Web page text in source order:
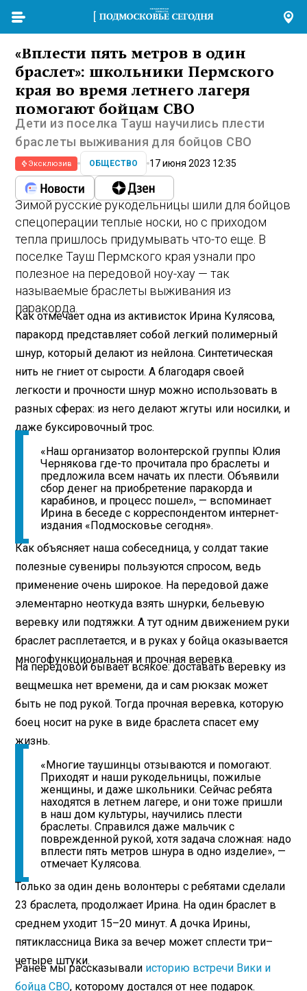
«Вплести пять метров в один
браслет»: школьники Пермского
края во время летнего лагеря
помогают бойцам СВО
Дети из поселка Тауш научились плести
браслеты выживания для бойцов СВО
Эксклюзив ОБЩЕСТВО 17 июня 2023 12:35
Зимой русские рукодельницы шили для бойцов
спецоперации теплые носки, но с приходом
тепла пришлось придумывать что-то еще. В
поселке Тауш Пермского края узнали про
полезное на передовой ноу-хау — так
называемые браслеты выживания из
паракорда.
Как отмечает одна из активисток Ирина Кулясова,
паракорд представляет собой легкий полимерный
шнур, который делают из нейлона. Синтетическая
нить не гниет от сырости. А благодаря своей
легкости и прочности шнур можно использовать в
разных сферах: из него делают жгуты или носилки, и
даже буксировочный трос.
«Наш организатор волонтерской группы Юлия
Чернякова где-то прочитала про браслеты и
предложила всем начать их плести. Объявили
сбор денег на приобретение паракорда и
карабинов, и процесс пошел», — вспоминает
Ирина в беседе с корреспондентом интернет-
издания «Подмосковье сегодня».
Как объясняет наша собеседница, у солдат такие
полезные сувениры пользуются спросом, ведь
применение очень широкое. На передовой даже
элементарно неоткуда взять шнурки, бельевую
веревку или подтяжки. А тут одним движением руки
браслет расплетается, и в руках у бойца оказывается
многофункциональная и прочная веревка.
На передовой бывает всякое: доставать веревку из
вещмешка нет времени, да и сам рюкзак может
быть не под рукой. Тогда прочная веревка, которую
боец носит на руке в виде браслета спасет ему
жизнь.
«Многие таушинцы отзываются и помогают.
Приходят и наши рукодельницы, пожилые
женщины, и даже школьники. Сейчас ребята
находятся в летнем лагере, и они тоже пришли
в наш дом культуры, научились плести
браслеты. Справился даже мальчик с
поврежденной рукой, хотя задача сложная: надо
вплести пять метров шнура в одно изделие», —
отмечает Кулясова.
Только за один день волонтеры с ребятами сделали
23 браслета, продолжает Ирина. На один браслет в
среднем уходит 15–20 минут. А дочка Ирины,
пятиклассница Вика за вечер может сплести три–
четыре штуки.
Ранее мы рассказывали историю встречи Вики и
бойца СВО, которому достался от нее подарок.